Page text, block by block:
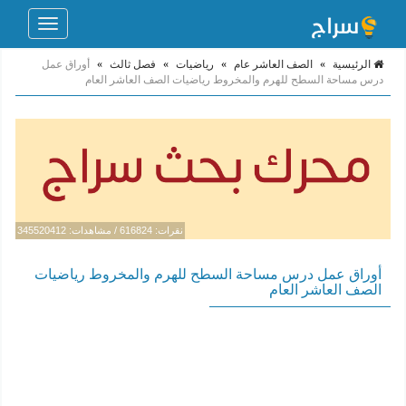
Toggle
الرئيسية » الصف العاشر عام » رياضيات » فصل ثالث »
أوراق عمل
درس مساحة السطح للهرم والمخروط رياضيات الصف العاشر العام
نقرات: 616824 / مشاهدات: 345520412
أوراق عمل درس مساحة السطح للهرم والمخروط رياضيات
الصف العاشر العام